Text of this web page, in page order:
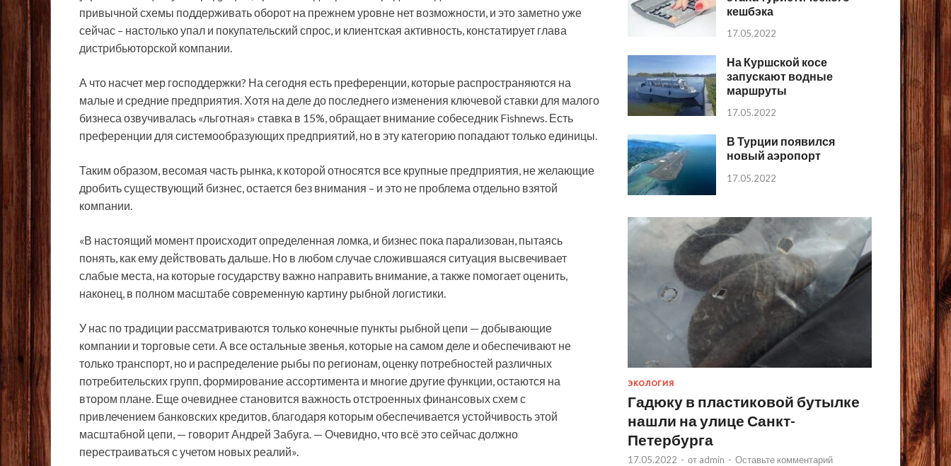
привычной схемы поддерживать оборот на прежнем уровне нет возможности, и это заметно уже
сейчас – настолько упал и покупательский спрос, и клиентская активность, констатирует глава
дистрибьюторской компании.
А что насчет мер господдержки? На сегодня есть преференции, которые распространяются на
малые и средние предприятия. Хотя на деле до последнего изменения ключевой ставки для малого
бизнеса озвучивалась «льготная» ставка в 15%, обращает внимание собеседник Fishnews. Есть
преференции для системообразующих предприятий, но в эту категорию попадают только единицы.
Таким образом, весомая часть рынка, к которой относятся все крупные предприятия, не желающие
дробить существующий бизнес, остается без внимания – и это не проблема отдельно взятой
компании.
«В настоящий момент происходит определенная ломка, и бизнес пока парализован, пытаясь
понять, как ему действовать дальше. Но в любом случае сложившаяся ситуация высвечивает
слабые места, на которые государству важно направить внимание, а также помогает оценить,
наконец, в полном масштабе современную картину рыбной логистики.
У нас по традиции рассматриваются только конечные пункты рыбной цепи — добывающие
компании и торговые сети. А все остальные звенья, которые на самом деле и обеспечивают не
только транспорт, но и распределение рыбы по регионам, оценку потребностей различных
потребительских групп, формирование ассортимента и многие другие функции, остаются на
втором плане. Еще очевиднее становится важность отстроенных финансовых схем с
привлечением банковских кредитов, благодаря которым обеспечивается устойчивость этой
масштабной цепи, — говорит Андрей Забуга. — Очевидно, что всё это сейчас должно
перестраиваться с учетом новых реалий».
кешбэка
17.05.2022
На Куршской косе
запускают водные
маршруты
17.05.2022
В Турции появился
новый аэропорт
17.05.2022
ЭКОЛОГИЯ
Гадюку в пластиковой бутылке
нашли на улице Санкт-
Петербурга
17.05.2022 - от admin - Оставьте комментарий